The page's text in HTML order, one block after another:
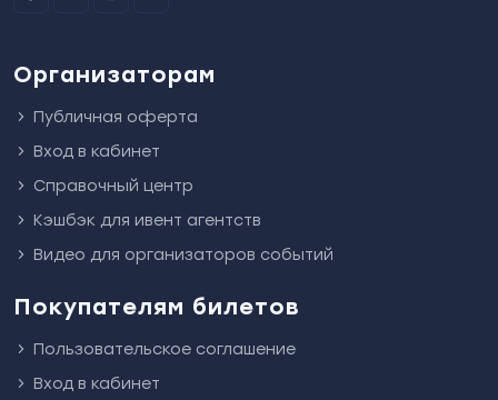
Организаторам
Публичная оферта
Вход в кабинет
Справочный центр
Кэшбэк для ивент агентств
Видео для организаторов событий
Покупателям билетов
Пользовательское соглашение
Вход в кабинет